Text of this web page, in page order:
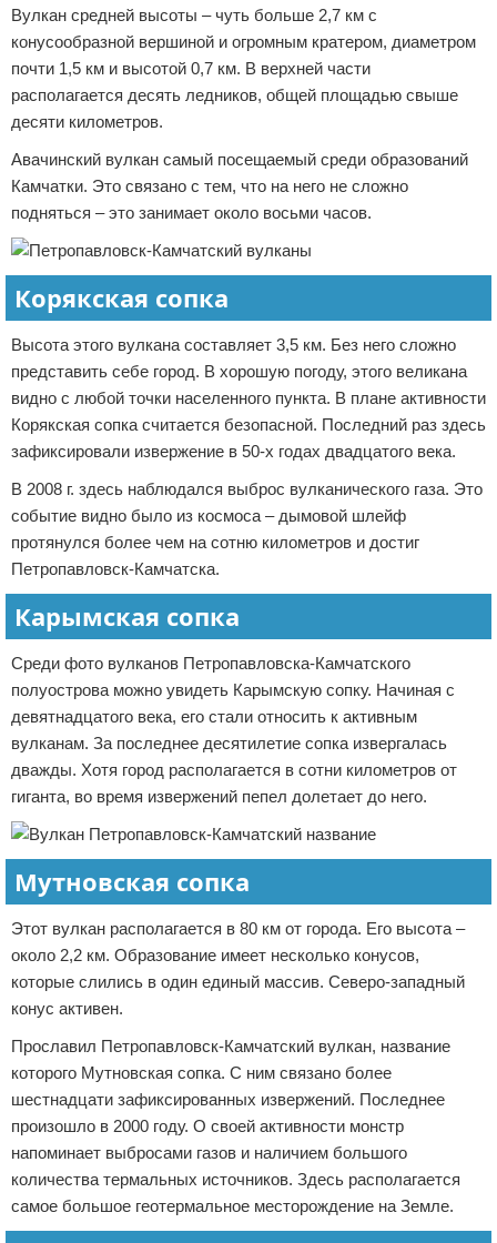
Вулкан средней высоты – чуть больше 2,7 км с
конусообразной вершиной и огромным кратером, диаметром
почти 1,5 км и высотой 0,7 км. В верхней части
располагается десять ледников, общей площадью свыше
десяти километров.
Авачинский вулкан самый посещаемый среди образований
Камчатки. Это связано с тем, что на него не сложно
подняться – это занимает около восьми часов.
Корякская сопка
Высота этого вулкана составляет 3,5 км. Без него сложно
представить себе город. В хорошую погоду, этого великана
видно с любой точки населенного пункта. В плане активности
Корякская сопка считается безопасной. Последний раз здесь
зафиксировали извержение в 50-х годах двадцатого века.
В 2008 г. здесь наблюдался выброс вулканического газа. Это
событие видно было из космоса – дымовой шлейф
протянулся более чем на сотню километров и достиг
Петропавловск-Камчатска.
Карымская сопка
Среди фото вулканов Петропавловска-Камчатского
полуострова можно увидеть Карымскую сопку. Начиная с
девятнадцатого века, его стали относить к активным
вулканам. За последнее десятилетие сопка извергалась
дважды. Хотя город располагается в сотни километров от
гиганта, во время извержений пепел долетает до него.
Мутновская сопка
Этот вулкан располагается в 80 км от города. Его высота –
около 2,2 км. Образование имеет несколько конусов,
которые слились в один единый массив. Северо-западный
конус активен.
Прославил Петропавловск-Камчатский вулкан, название
которого Мутновская сопка. С ним связано более
шестнадцати зафиксированных извержений. Последнее
произошло в 2000 году. О своей активности монстр
напоминает выбросами газов и наличием большого
количества термальных источников. Здесь располагается
самое большое геотермальное месторождение на Земле.